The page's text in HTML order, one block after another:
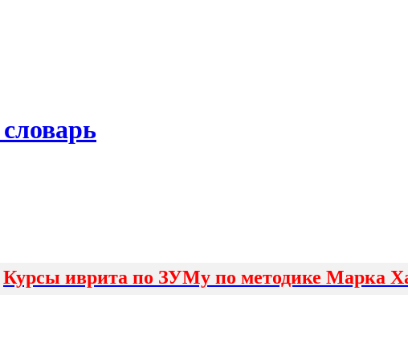
Курсы иврита по ЗУМу по методике Марка